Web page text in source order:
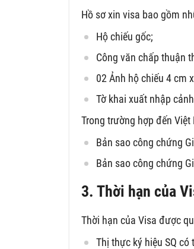
Hồ sơ xin visa bao gồm
Hộ chiếu gốc;
Công văn chấp thuận
02 Ảnh hộ chiếu 4 cm
Tờ khai xuất nhập
Trong trường hợp đến
Bản sao công chứng
Bản sao công chứng
3. Thời hạn của
Thời hạn của Visa được
Thị thực ký hiệu SQ